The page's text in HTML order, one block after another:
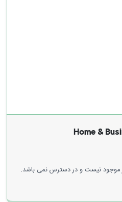
موجود نیست و در دسترس نمی باشد.